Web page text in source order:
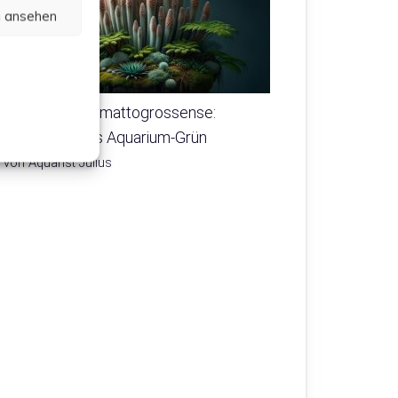
ansehen
Myriophyllum mattogrossense:
Pflegeleichtes Aquarium-Grün
von Aquarist Julius